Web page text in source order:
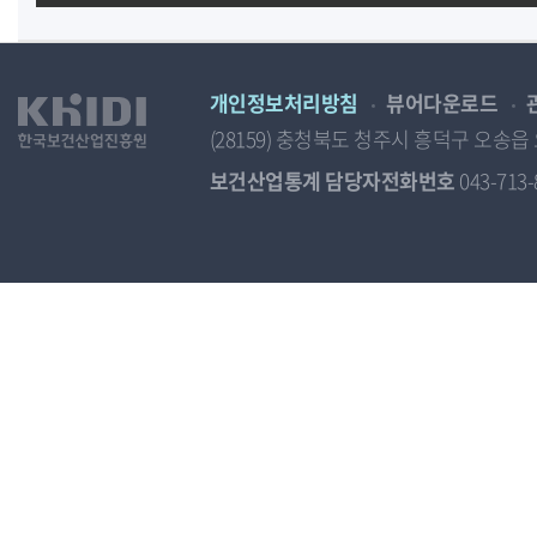
개인정보처리방침 뷰어다운로드
(28159) 충청북도 청주시 흥덕구 오송
보건산업통계 담당자전화번호 043-